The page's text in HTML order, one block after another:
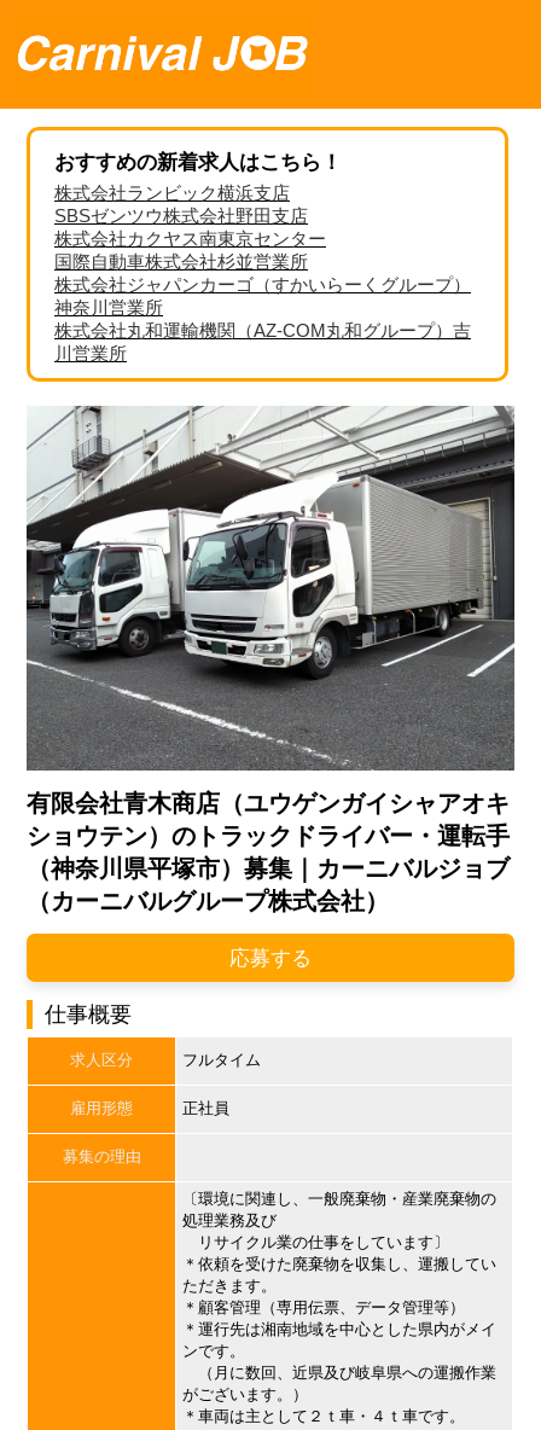
おすすめの新着求人はこちら！
株式会社ランビック横浜支店
SBSゼンツウ株式会社野田支店
株式会社カクヤス南東京センター
国際自動車株式会社杉並営業所
株式会社ジャパンカーゴ（すかいらーくグループ）
神奈川営業所
株式会社丸和運輸機関（AZ-COM丸和グループ）吉
川営業所
有限会社青木商店（ユウゲンガイシャアオキ
ショウテン）のトラックドライバー・運転手
（神奈川県平塚市）募集｜カーニバルジョブ
（カーニバルグループ株式会社）
応募する
仕事概要
求人区分 フルタイム
雇用形態 正社員
募集の理由
〔環境に関連し、一般廃棄物・産業廃棄物の
処理業務及び
リサイクル業の仕事をしています〕
＊依頼を受けた廃棄物を収集し、運搬してい
ただきます。
＊顧客管理（専用伝票、データ管理等）
＊運行先は湘南地域を中心とした県内がメイ
ンです。
（月に数回、近県及び岐阜県への運搬作業
がございます。）
＊車両は主として２ｔ車・４ｔ車です。